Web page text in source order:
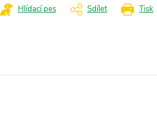
Tisk
Hlídací pes Sdílet